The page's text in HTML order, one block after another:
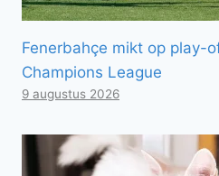
Fenerbahçe mikt op play-
Champions League
9 augustus 2026